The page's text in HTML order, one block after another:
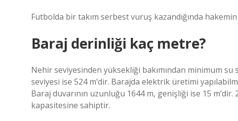
Futbolda bir takım serbest vuruş kazandığında
Baraj derinliği kaç metre?
Nehir seviyesinden yüksekliği bakımından minimum
seviyesi ise 524 m’dir. Barajda elektrik üretimi
Baraj duvarının uzunluğu 1644 m, genişliği ise 15
kapasitesine sahiptir.